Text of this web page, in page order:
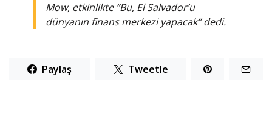
Mow, etkinlikte“Bu, El Salvador’u
dünyanın finans merkezi yapacak”dedi.
Paylaş Tweetle